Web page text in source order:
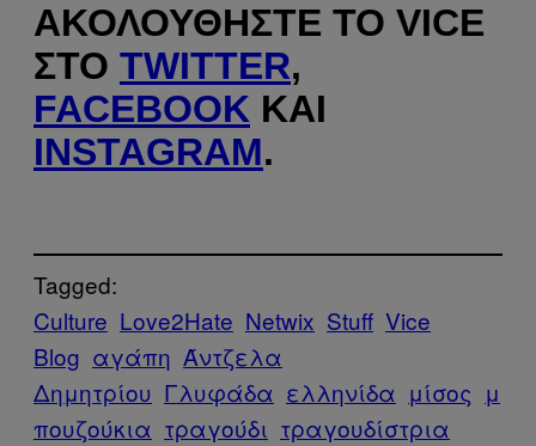
ΑΚΟΛΟΥΘΉΣΤΕ ΤΟ VICE
ΣΤΟ TWITTER,
FACEBOOK ΚΑΙ
INSTAGRAM.
Tagged:
Culture Love2Hate Netwix Stuff Vice
Blog αγάπη Άντζελα
Δημητρίου Γλυφάδα ελληνίδα μίσος μ
πουζούκια τραγούδι τραγουδίστρια